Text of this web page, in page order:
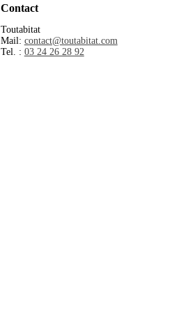
Contact
Toutabitat
Mail: contact@toutabitat.com
Tel. : 03 24 26 28 92